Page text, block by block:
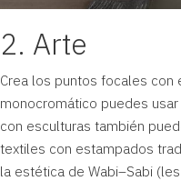
2. Arte
Crea los puntos focales con
monocromático puedes
con esculturas también
textiles con estampados
la estética de Wabi–Sabi